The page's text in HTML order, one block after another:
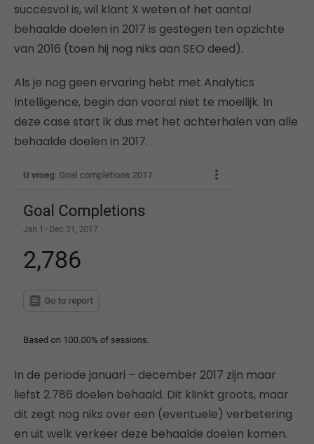
succesvol is, wil klant X weten of het aantal
behaalde doelen in 2017 is gestegen ten opzichte
van 2016 (toen hij nog niks aan SEO deed).
Als je nog geen ervaring hebt met Analytics
Intelligence, begin dan vooral niet te moeilijk. In
deze case start ik dus met het achterhalen van alle
behaalde doelen in 2017.
In de periode januari – december 2017 zijn maar
liefst 2.786 doelen behaald. Dit klinkt groots, maar
dit zegt nog niks over een (eventuele) verbetering
en uit welk verkeer deze behaalde doelen komen.